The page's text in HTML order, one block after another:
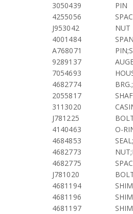
3050439
PIN
4255056
J953042
NUT
4001484
A768071
9289137
7054693
4682774
2055817
3113020
J781225
4140463
O-
4684853
4682773
4682775
J781020
4681194
4681196
4681197